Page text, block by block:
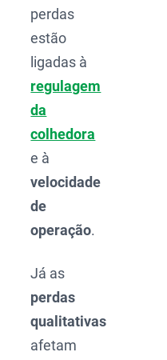
perdas
estão
ligadas à
regulagem
da
colhedora
e à
velocidade
de
operação.
Já as
perdas
qualitativas
afetam